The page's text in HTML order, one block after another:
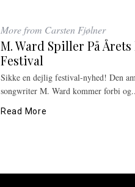
More from Carsten Fjølner
M. Ward Spiller På
Festival
Sikke en dejlig festival-nyhed! Den
songwriter M. Ward kommer forbi
Read More